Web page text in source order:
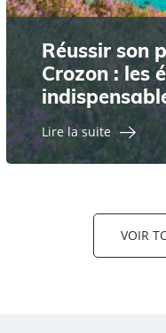
Réussir son
Crozon : les
Lire la suite
VOIR